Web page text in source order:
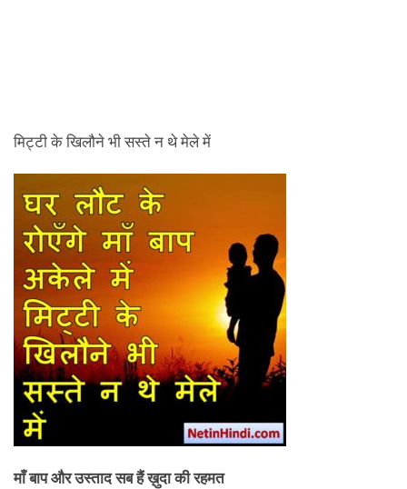
मिट्टी के खिलौने भी सस्ते न थे मेले में
माँ बाप और उस्ताद सब हैं ख़ुदा की रहमत